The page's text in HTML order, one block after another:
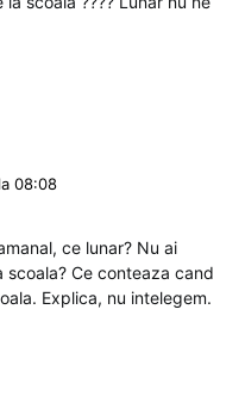
08:08
ce lunar? Nu ai
Ce conteaza cand
Explica, nu intelegem.